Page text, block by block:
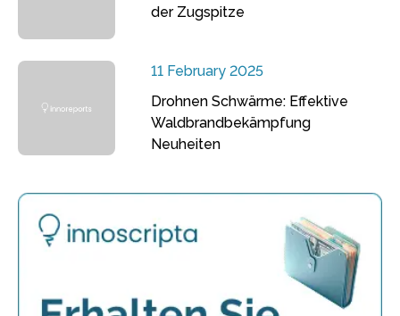
der Zugspitze
11 February 2025
Drohnen Schwärme: Effektive
Waldbrandbekämpfung
Neuheiten